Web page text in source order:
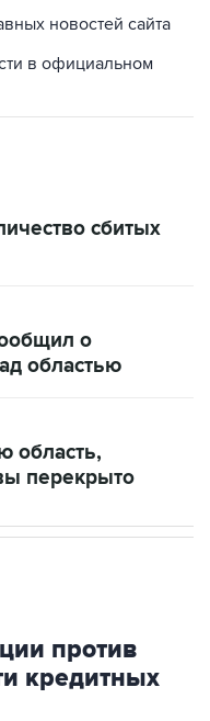
новостей сайта
в официальном
сбитых
о
областью
область,
перекрыто
против
кредитных